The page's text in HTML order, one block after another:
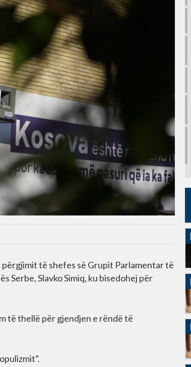
të shefes së Grupit Parlamentar të
Serbe, Slavko Simiq, ku bisedohej për
të thellë për gjendjen e rëndë të